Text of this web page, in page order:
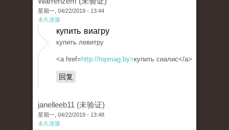
星期一, 04/22/2019 - 13:44
永久连接
купить виагру
купить левитру
<a href= http://topmag.by>купить сиалис</a>
回复
janelleeb11 (未验证)
星期一, 04/22/2019 - 13:48
永久连接